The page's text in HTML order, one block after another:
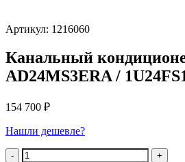
Артикул: 1216060
Канальный
AD24MS3ERA /
154 700 ₽
Нашли дешевле?
Количество